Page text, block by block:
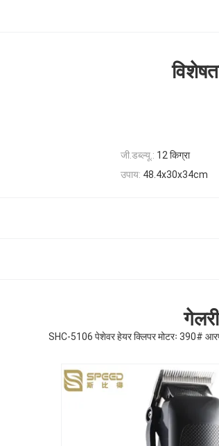
जी.डब्ल्यू.: 12 किग्रा
उपाय: 48.4x30x34cm
गेलरी
SHC-5106 पेशेवर हेयर क्लिपर मोटरः 390#